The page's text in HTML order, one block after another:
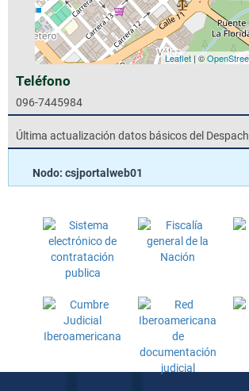
Leaflet| ©
Teléfono
096-7445984
Última actualización datos básicos del
Nodo: csjportalweb01